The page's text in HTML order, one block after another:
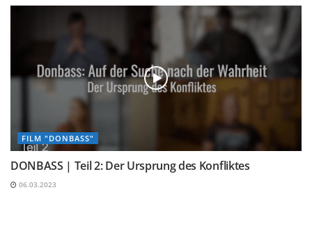
FILM "DONBASS"
DONBASS | Teil 2: Der Ursprung des Konfliktes
06.03.2023